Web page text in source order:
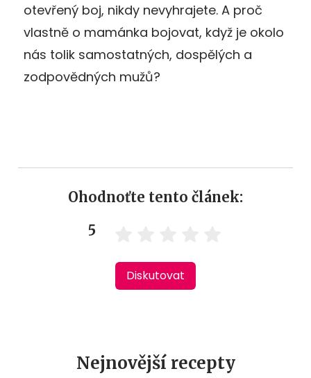
otevřený boj, nikdy nevyhrajete. A proč
vlastně o mamánka bojovat, když je okolo
nás tolik samostatných, dospělých a
zodpovědných mužů?
Ohodnoťte tento článek:
5
Diskutovat
Nejnovější recepty